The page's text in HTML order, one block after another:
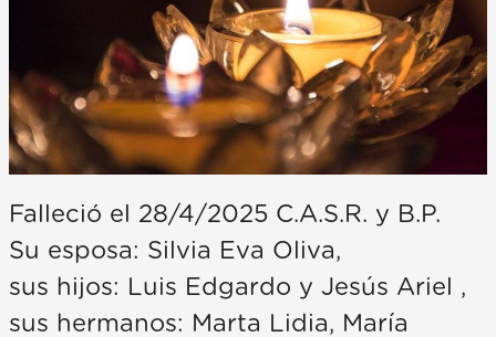
Falleció el 28/4/2025 C.A.S.R. y B.P.
Su esposa: Silvia Eva Oliva,
sus hijos: Luis Edgardo y Jesús Ariel ,
sus hermanos: Marta Lidia, María